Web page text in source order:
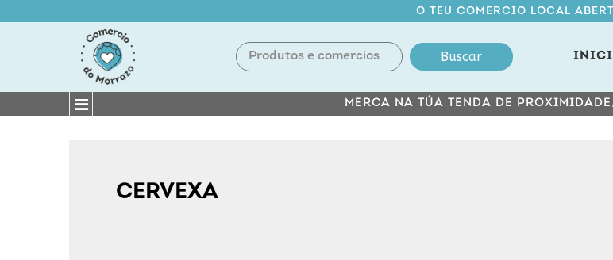
O TEU COMERCIO LOCAL
Buscar
MERCA NA TÚA TENDA DE
CERVEXA